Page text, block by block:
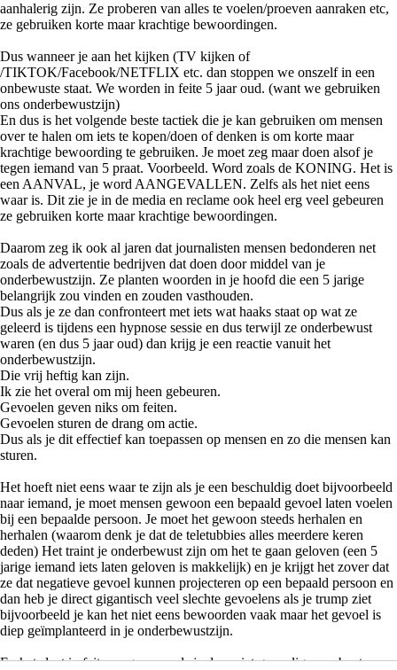
aanhalerig zijn. Ze proberen van alles te voelen/proeven aanraken etc,
ze gebruiken korte maar krachtige bewoordingen.
Dus wanneer je aan het kijken (TV kijken of
/TIKTOK/Facebook/NETFLIX etc. dan stoppen we onszelf in een
onbewuste staat. We worden in feite 5 jaar oud. (want we gebruiken
ons onderbewustzijn)
En dus is het volgende beste tactiek die je kan gebruiken om mensen
over te halen om iets te kopen/doen of denken is om korte maar
krachtige bewoording te gebruiken. Je moet zeg maar doen alsof je
tegen iemand van 5 praat. Voorbeeld. Word zoals de KONING. Het is
een AANVAL, je word AANGEVALLEN. Zelfs als het niet eens
waar is. Dit zie je in de media en reclame ook heel erg veel gebeuren
ze gebruiken korte maar krachtige bewoordingen.
Daarom zeg ik ook al jaren dat journalisten mensen bedonderen net
zoals de advertentie bedrijven dat doen door middel van je
onderbewustzijn. Ze planten woorden in je hoofd die een 5 jarige
belangrijk zou vinden en zouden vasthouden.
Dus als je ze dan confronteert met iets wat haaks staat op wat ze
geleerd is tijdens een hypnose sessie en dus terwijl ze onderbewust
waren (en dus 5 jaar oud) dan krijg je een reactie vanuit het
onderbewustzijn.
Die vrij heftig kan zijn.
Ik zie het overal om mij heen gebeuren.
Gevoelen geven niks om feiten.
Gevoelen sturen de drang om actie.
Dus als je dit effectief kan toepassen op mensen en zo die mensen kan
sturen.
Het hoeft niet eens waar te zijn als je een beschuldig doet bijvoorbeeld
naar iemand, je moet mensen gewoon een bepaald gevoel laten voelen
bij een bepaalde persoon. Je moet het gewoon steeds herhalen en
herhalen (waarom denk je dat de teletubbies alles meerdere keren
deden) Het traint je onderbewust zijn om het te gaan geloven (een 5
jarige iemand iets laten geloven is makkelijk) en je krijgt het zover dat
ze dat negatieve gevoel kunnen projecteren op een bepaald persoon en
dan heb je direct gigantisch veel slechte gevoelens als je trump ziet
bijvoorbeeld je kan het niet eens bewoorden vaak maar het gevoel is
diep geïmplanteerd in je onderbewustzijn.
En het slaat in feite nergens op als je daar niet gevoelig voor bent.